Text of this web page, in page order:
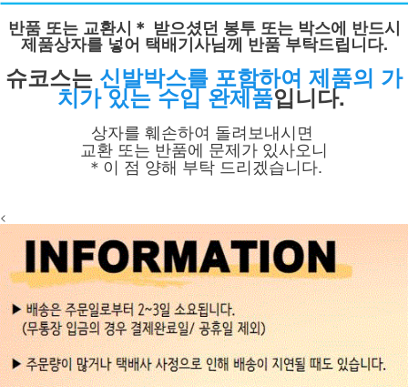
반품 또는 교환시＊ 받으셨던 봉투 또는 박스에 반드시
제품상자를 넣어 택배기사님께 반품 부탁드립니다.
슈코스는 신발박스를 포함하여 제품의 가
치가 있는 수입 완제품입니다.
상자를 훼손하여 돌려보내시면
교환 또는 반품에 문제가 있사오니
＊이 점 양해 부탁 드리겠습니다.
<